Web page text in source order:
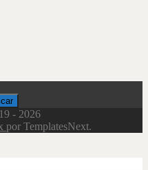
- 2026
por TemplatesNext.